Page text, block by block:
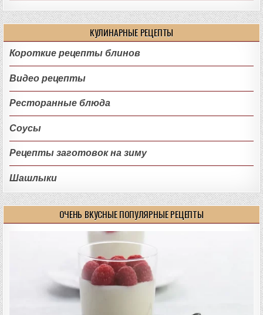
КУЛИНАРНЫЕ РЕЦЕПТЫ
Короткие рецепты блинов
Видео рецепты
Ресторанные блюда
Соусы
Рецепты заготовок на зиму
Шашлыки
ОЧЕНЬ ВКУСНЫЕ ПОПУЛЯРНЫЕ РЕЦЕПТЫ